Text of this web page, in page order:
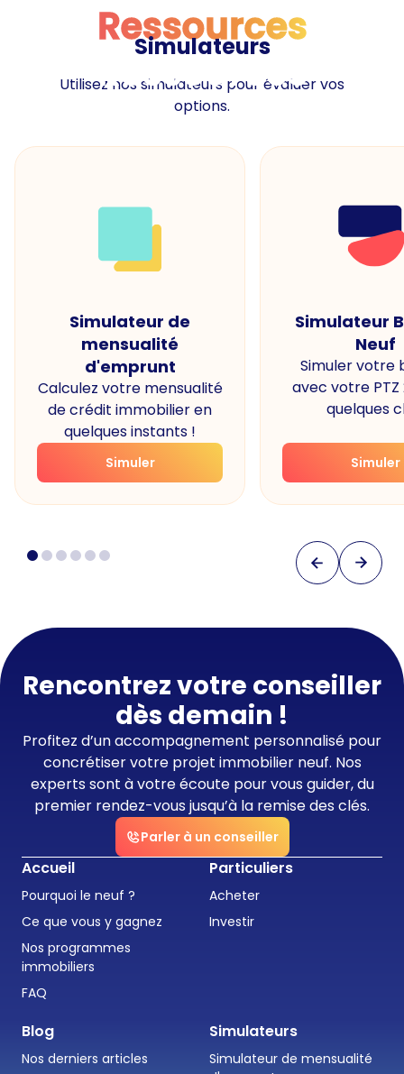
Ressources
Ressources
Simulateurs
Utilisez nos simulateurs pour évaluer vos
options.
Simulateur de
mensualité
d'emprunt
Calculez votre mensualité
de crédit immobilier en
quelques instants !
Simuler
Simulateur
Neuf
Simuler votre
avec votre PTZ
quelques
Simuler
Rencontrez votre conseiller
dès demain !
Profitez d’un accompagnement personnalisé pour
concrétiser votre projet immobilier neuf. Nos
experts sont à votre écoute pour vous guider, du
premier rendez-vous jusqu’à la remise des clés.
Parler à un conseiller
Accueil
Pourquoi le neuf ?
Ce que vous y gagnez
Nos programmes
immobiliers
FAQ
Particuliers
Acheter
Investir
Blog
Nos derniers articles
Simulateurs
Simulateur de mensualité